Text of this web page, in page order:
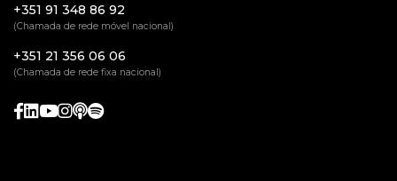
+351 91 348 86 92
(Chamada de rede móvel nacional)
+351 21 356 06 06
(Chamada de rede fixa nacional)